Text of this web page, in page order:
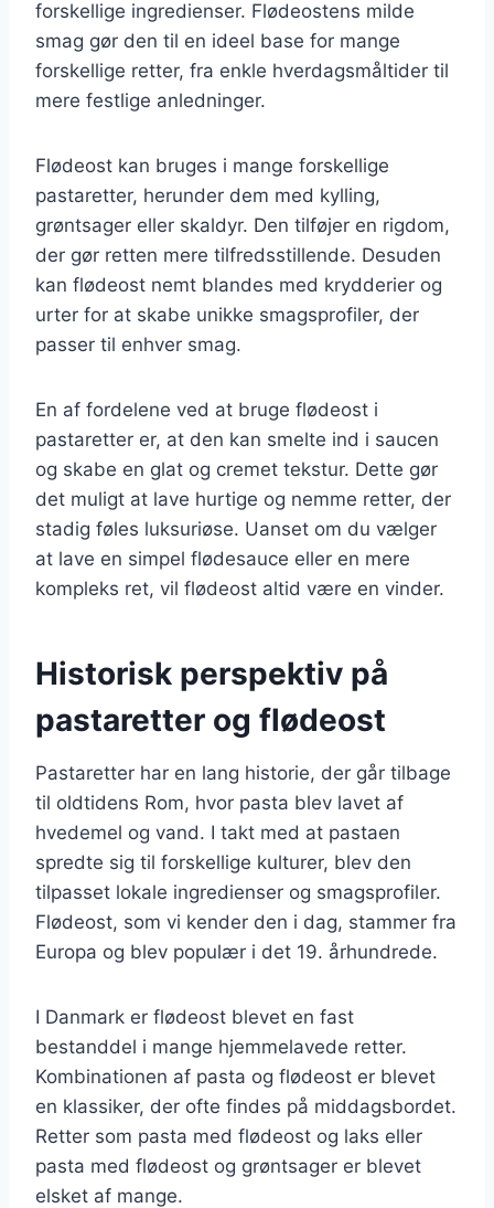
forskellige ingredienser. Flødeostens milde
smag gør den til en ideel base for mange
forskellige retter, fra enkle hverdagsmåltider til
mere festlige anledninger.
Flødeost kan bruges i mange forskellige
pastaretter, herunder dem med kylling,
grøntsager eller skaldyr. Den tilføjer en rigdom,
der gør retten mere tilfredsstillende. Desuden
kan flødeost nemt blandes med krydderier og
urter for at skabe unikke smagsprofiler, der
passer til enhver smag.
En af fordelene ved at bruge flødeost i
pastaretter er, at den kan smelte ind i saucen
og skabe en glat og cremet tekstur. Dette gør
det muligt at lave hurtige og nemme retter, der
stadig føles luksuriøse. Uanset om du vælger
at lave en simpel flødesauce eller en mere
kompleks ret, vil flødeost altid være en vinder.
Historisk perspektiv på
pastaretter og flødeost
Pastaretter har en lang historie, der går tilbage
til oldtidens Rom, hvor pasta blev lavet af
hvedemel og vand. I takt med at pastaen
spredte sig til forskellige kulturer, blev den
tilpasset lokale ingredienser og smagsprofiler.
Flødeost, som vi kender den i dag, stammer fra
Europa og blev populær i det 19. århundrede.
I Danmark er flødeost blevet en fast
bestanddel i mange hjemmelavede retter.
Kombinationen af pasta og flødeost er blevet
en klassiker, der ofte findes på middagsbordet.
Retter som pasta med flødeost og laks eller
pasta med flødeost og grøntsager er blevet
elsket af mange.